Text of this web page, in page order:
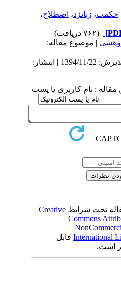
،زبانزد ،اصطلاح،
| موضوع مقاله:
دریافت: 1394/5/10 | پذیرش: 1394/11/22 | انتشار:
: نام کاربری یا پست
تحت شرایطCreative
Commons
Internationalقابل
است.